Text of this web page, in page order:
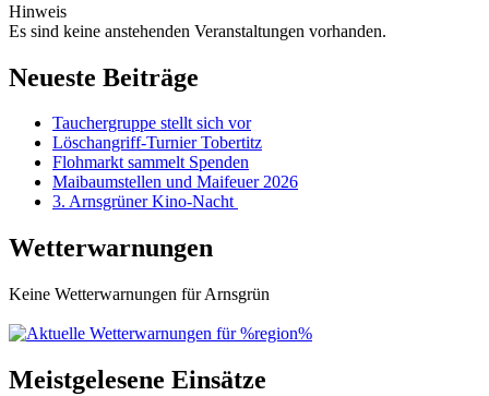
Hinweis
Es sind keine anstehenden Veranstaltungen vorhanden.
Neueste Beiträge
Tauchergruppe stellt sich vor
Löschangriff-Turnier Tobertitz
Flohmarkt sammelt Spenden
Maibaumstellen und Maifeuer 2026
3. Arnsgrüner Kino-Nacht
Wetterwarnungen
Keine Wetterwarnungen für Arnsgrün
Meistgelesene Einsätze